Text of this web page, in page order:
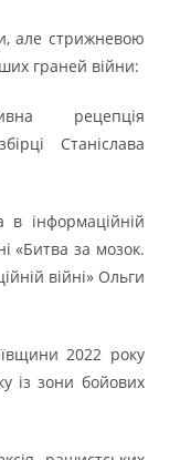
але стрижневою
граней війни:
рецепція
Станіслава
в інформаційній
«Битва за мозок.
війні» Ольги
2022 року
із зони бойових